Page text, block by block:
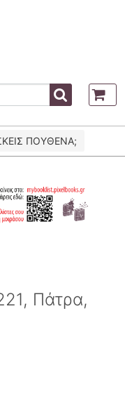
ΠΟΥΘΕΝΑ;
Πάτρα,